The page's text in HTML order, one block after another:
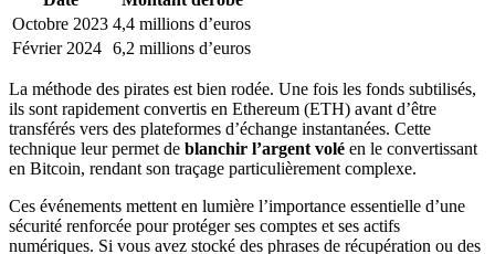
Octobre 2023 4,4 millions d’euros
Février 2024 6,2 millions d’euros
La méthode des pirates est bien rodée. Une fois les fonds subtilisés,
ils sont rapidement convertis en Ethereum (ETH) avant d’être
transférés vers des plateformes d’échange instantanées. Cette
technique leur permet de blanchir l’argent volé en le convertissant
en Bitcoin, rendant son traçage particulièrement complexe.
Ces événements mettent en lumière l’importance essentielle d’une
sécurité renforcée pour protéger ses comptes et ses actifs
numériques. Si vous avez stocké des phrases de récupération ou des